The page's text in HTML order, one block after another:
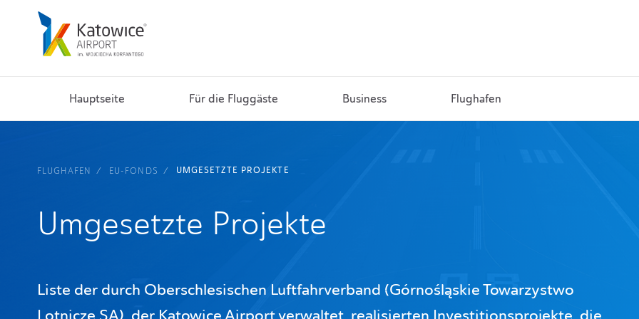
Hauptseite Für die Fluggäste Business Flughafen
FLUGHAFEN EU-FONDS UMGESETZTE PROJEKTE
Umgesetzte Projekte
Liste der durch Oberschlesischen Luftfahrverband (Górnośląskie Towarzystwo